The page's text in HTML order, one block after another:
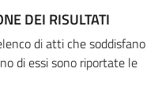
DEI RISULTATI
di atti che soddisfano
di essi sono riportate le